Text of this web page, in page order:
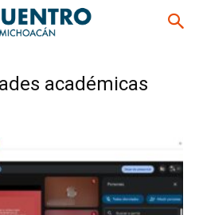
académicas